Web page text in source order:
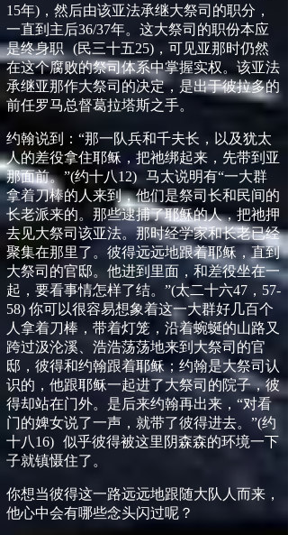
15年) ，然后由该亚法承继大祭司的职分，
一直到主后36/37年。这大祭司的职份本应
是终身职 (民三十五25) ，可见亚那时仍然
在这个腐败的祭司体系中掌握实权。该亚法
承继亚那作大祭司的决定，是出于彼拉多的
前任罗马总督葛拉塔斯之手。
约翰说到： “那一队兵和千夫长，以及犹太
人的差役拿住耶稣，把祂绑起来，先带到亚
那面前。”(约十八 12) 马太说明有“一大群
拿着刀棒的人来到，他们是祭司长和民间的
长老派来的。那些逮捕了耶稣的人，把祂押
去见大祭司该亚法。那时经学家和长老已经
聚集在那里了。彼得远远地跟着耶稣，直到
大祭司的官邸。他进到里面，和差役坐在一
起，要看事情怎样了结。 ”(太二十六47 ， 57-
58) 你可以很容易想象着这一大群好几百个
人拿着刀棒，带着灯笼，沿着蜿蜒的山路又
跨过汲沦溪、浩浩荡荡地来到大祭司的官
邸，彼得和约翰跟着耶稣；约翰是大祭司认
识的，他跟耶稣一起进了大祭司的院子，彼
得却站在门外。是后来约翰再出来， “对看
门的婢女说了一声，就带了彼得进去。 ”(约
十八 16) 似乎彼得被这里阴森森的环境一下
子就镇慑住了。
你想当彼得这一路远远地跟随大队人而来，
他心中会有哪些念头闪过呢？